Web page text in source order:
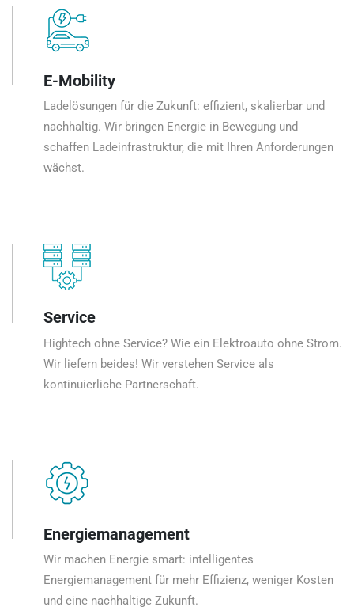
E-Mobility
Ladelösungen für die Zukunft: effizient, skalierbar und
nachhaltig. Wir bringen Energie in Bewegung und
schaffen Ladeinfrastruktur, die mit Ihren Anforderungen
wächst.
Service
Hightech ohne Service? Wie ein Elektroauto ohne Strom.
Wir liefern beides! Wir verstehen Service als
kontinuierliche Partnerschaft.
Energiemanagement
Wir machen Energie smart: intelligentes
Energiemanagement für mehr Effizienz, weniger Kosten
und eine nachhaltige Zukunft.